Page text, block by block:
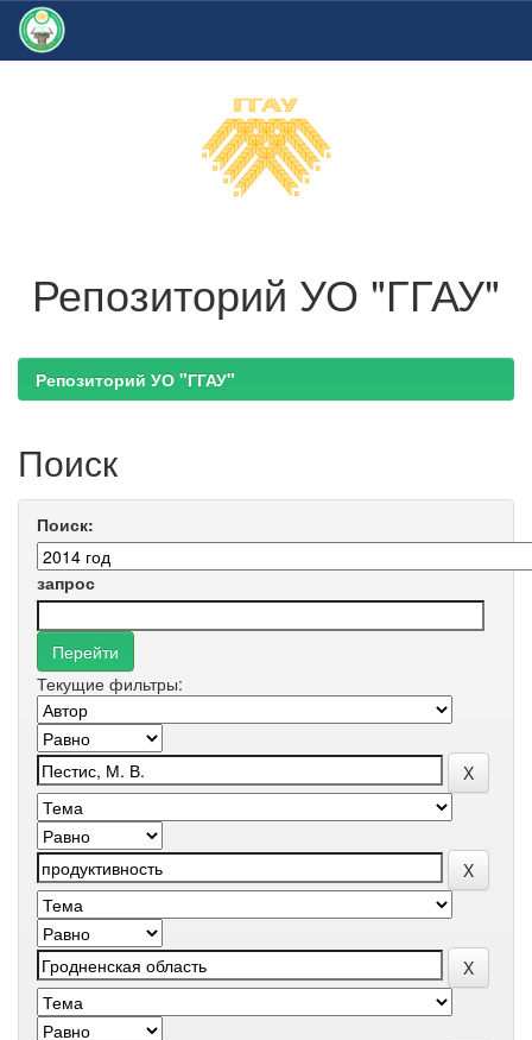
Репозиторий УО "ГГАУ"
Репозиторий УО "ГГАУ"
Поиск
Поиск:
запрос
Текущие фильтры: